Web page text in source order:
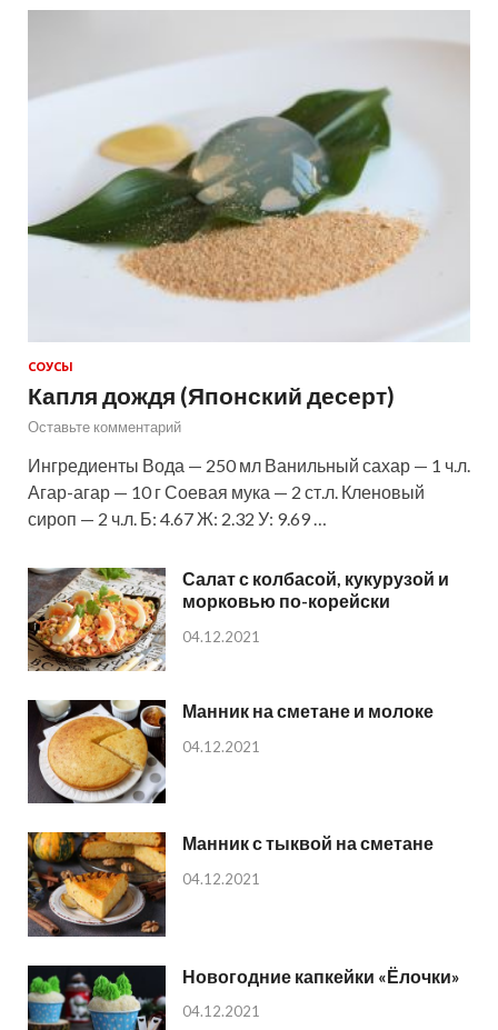
СОУСЫ
Капля дождя (Японский десерт)
Оставьте комментарий
Ингредиенты Вода — 250 мл Ванильный сахар — 1 ч.л.
Агар-агар — 10 г Соевая мука — 2 ст.л. Кленовый
сироп — 2 ч.л. Б: 4.67 Ж: 2.32 У: 9.69 …
Салат с колбасой, кукурузой и
морковью по-корейски
04.12.2021
Манник на сметане и молоке
04.12.2021
Манник с тыквой на сметане
04.12.2021
Новогодние капкейки «Ёлочки»
04.12.2021